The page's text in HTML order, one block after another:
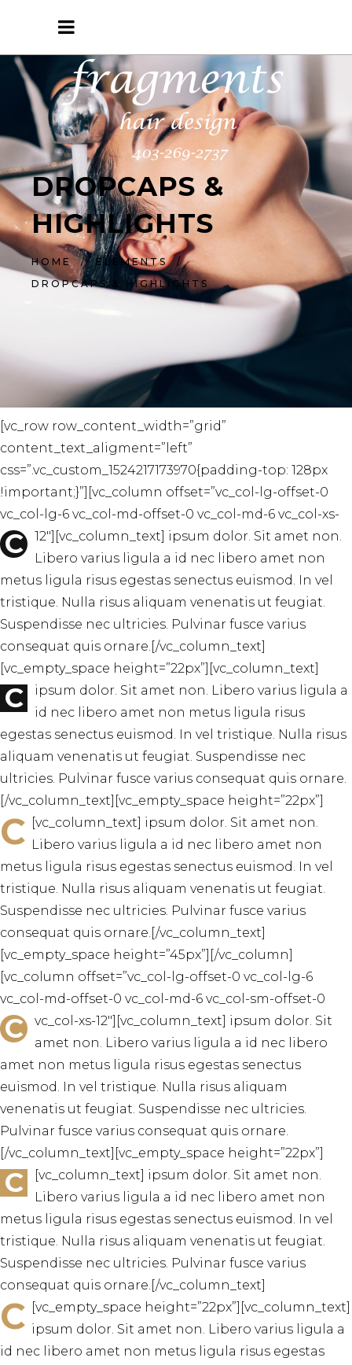
DROPCAPS &
HIGHLIGHTS
HOME/ELEMENTS/
DROPCAPS & HIGHLIGHTS
[vc_row row_content_width=”grid”
content_text_aligment=”left”
css=”.vc_custom_1524217173970{padding-top: 128px
!important;}”][vc_column offset=”vc_col-lg-offset-0
vc_col-lg-6 vc_col-md-offset-0 vc_col-md-6 vc_col-xs-
12″][vc_column_text]
C
ipsum dolor. Sit amet non.
Libero varius ligula a id nec libero amet non
metus ligula risus egestas senectus euismod. In vel
tristique. Nulla risus aliquam venenatis ut feugiat.
Suspendisse nec ultricies. Pulvinar fusce varius
consequat quis ornare.[/vc_column_text]
[vc_empty_space height=”22px”][vc_column_text]
C
ipsum dolor. Sit amet non. Libero varius ligula a
id nec libero amet non metus ligula risus
egestas senectus euismod. In vel tristique. Nulla risus
aliquam venenatis ut feugiat. Suspendisse nec
ultricies. Pulvinar fusce varius consequat quis ornare.
[/vc_column_text][vc_empty_space height=”22px”]
[vc_column_text]
C
ipsum dolor. Sit amet non.
Libero varius ligula a id nec libero amet non
metus ligula risus egestas senectus euismod. In vel
tristique. Nulla risus aliquam venenatis ut feugiat.
Suspendisse nec ultricies. Pulvinar fusce varius
consequat quis ornare.[/vc_column_text]
[vc_empty_space height=”45px”][/vc_column]
[vc_column offset=”vc_col-lg-offset-0 vc_col-lg-6
vc_col-md-offset-0 vc_col-md-6 vc_col-sm-offset-0
vc_col-xs-12″][vc_column_text]
C
ipsum dolor. Sit
amet non. Libero varius ligula a id nec libero
amet non metus ligula risus egestas senectus
euismod. In vel tristique. Nulla risus aliquam
venenatis ut feugiat. Suspendisse nec ultricies.
Pulvinar fusce varius consequat quis ornare.
[/vc_column_text][vc_empty_space height=”22px”]
[vc_column_text]
C
ipsum dolor. Sit amet non.
Libero varius ligula a id nec libero amet non
metus ligula risus egestas senectus euismod. In vel
tristique. Nulla risus aliquam venenatis ut feugiat.
Suspendisse nec ultricies. Pulvinar fusce varius
consequat quis ornare.[/vc_column_text]
[vc_empty_space height=”22px”][vc_column_text]
C ipsum dolor. Sit amet non. Libero varius ligula a
id nec libero amet non metus ligula risus egestas